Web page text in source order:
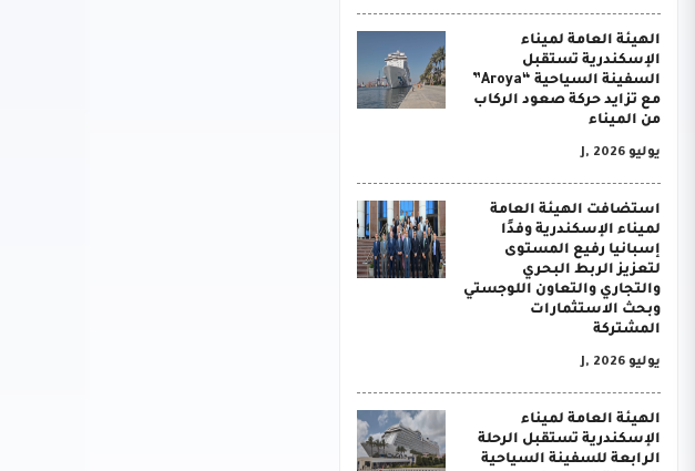
الهيئة العامة لميناء
الإسكندرية تستقبل
السفينة السياحية “Aroya”
مع تزايد حركة صعود الركاب
من الميناء
يوليو J, 2026
استضافت الهيئة العامة
لميناء الإسكندرية وفدًا
إسبانيا رفيع المستوى
لتعزيز الربط البحري
والتجاري والتعاون اللوجستي
وبحث الاستثمارات
المشتركة
يوليو J, 2026
الهيئة العامة لميناء
الإسكندرية تستقبل الرحلة
الرابعة للسفينة السياحية